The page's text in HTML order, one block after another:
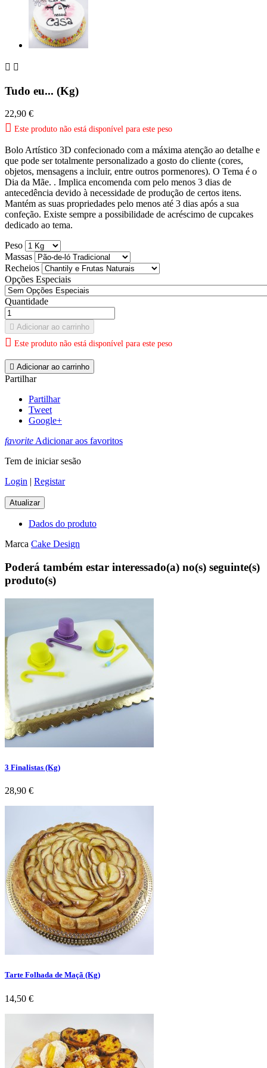
 
Tudo eu... (Kg)
22,90 €
 Este produto não está disponível para este peso
Bolo Artístico 3D confecionado com a máxima atenção ao detalhe e
que pode ser totalmente personalizado a gosto do cliente (cores,
objetos, mensagens a incluir, entre outros pormenores). O Tema é o
Dia da Mãe. . Implica encomenda com pelo menos 3 dias de
antecedência devido à necessidade de produção de certos itens.
Mantém as suas propriedades pelo menos até 3 dias após a sua
confeção. Existe sempre a possibilidade de acréscimo de cupcakes
dedicado ao tema.
Peso
Massas
Recheios
Opções Especiais
Quantidade
 Adicionar ao carrinho
 Este produto não está disponível para este peso
 Adicionar ao carrinho
Partilhar
Partilhar
Tweet
Google+
favoriteAdicionar aos favoritos
Tem de iniciar sesão
Login | Registar
Dados do produto
Marca Cake Design
Poderá também estar interessado(a) no(s) seguinte(s)
produto(s)
3 Finalistas (Kg)
Preço
28,90 €
Tarte Folhada de Maçã (Kg)
Preço
14,50 €